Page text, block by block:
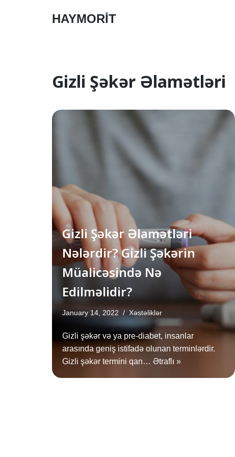
HAYMORİT
Gizli Şəkər Əlamətləri
Gizli Şəkər Əlamətləri
Nələrdir? Gizli Şəkərin
Müalicəsində Nə
Edilməlidir?
January 14, 2022 Xəstəliklər
Gizli şəkər və ya pre-diabet, insanlar
arasında geniş istifadə olunan terminlərdir.
Gizli şəkər termini qan… Ətraflı »